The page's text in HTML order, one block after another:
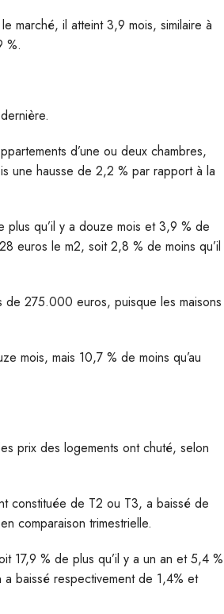
marché, il atteint 3,9 mois, similaire à
%.
d’une ou deux chambres,
une hausse de 2,2 % par rapport à la
qu’il y a douze mois et 3,9 % de
euros le m2, soit 2,8 % de moins qu’il
275.000 euros, puisque les maisons
mois, mais 10,7 % de moins qu’au
prix des logements ont chuté, selon
constituée de T2 ou T3, a baissé de
comparaison trimestrielle.
17,9 % de plus qu’il y a un an et 5,4 %
a baissé respectivement de 1,4% et